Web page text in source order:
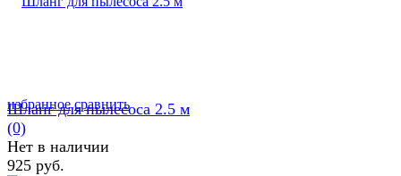
избранное сравнить
Шланг для пылесоса 2.5 м
(0)
Нет в наличии
925 руб.